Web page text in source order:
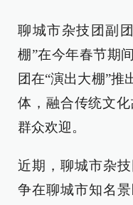
聊城市杂技团副
棚”在今年春节期
团在“演出大棚”推
体，融合传统文
群众欢迎。
近期，聊城市杂
争在聊城市知名